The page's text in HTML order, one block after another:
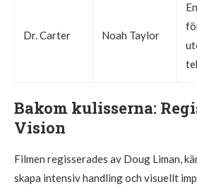
Dr. Carter Noah Taylor
Bakom kulisserna:
Vision
Filmen regisserades av Doug Liman,
skapa intensiv handling och visuellt